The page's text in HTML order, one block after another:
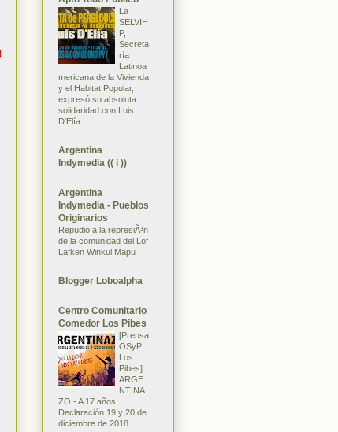
La
SELVIH
P,
Secreta
ría
Latinoa
mericana de la Vivienda
y el Habitat Popular,
expresó su absoluta
solidaridad con Luis
D'Elía
Argentina
Indymedia (( i ))
Argentina
Indymedia - Pueblos
Originarios
Repudio a la represiÃ³n
de la comunidad del Lof
Lafken Winkul Mapu
Blogger Loboalpha
Centro Comunitario
Comedor Los Pibes
[Prensa
OSyP
Los
Pibes]
ARGE
NTINA
ZO - A 17 años,
Declaración 19 y 20 de
diciembre de 2018